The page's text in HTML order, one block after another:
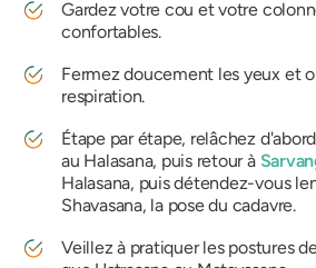
Gardez votre cou et votre
confortables.
Fermez doucement les yeux et
respiration.
Étape par étape, relâchez
au Halasana, puis retour à
Halasana, puis détendez-vous
Shavasana, la pose du cadavre.
Veillez à pratiquer les postures